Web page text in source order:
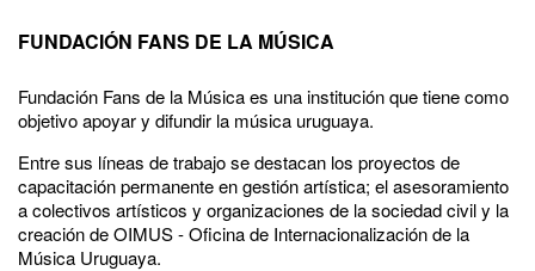
FUNDACIÓN FANS DE LA MÚSICA
Fundación Fans de la Música es una institución que tiene como
objetivo apoyar y difundir la música uruguaya.
Entre sus líneas de trabajo se destacan los proyectos de
capacitación permanente en gestión artística; el asesoramiento
a colectivos artísticos y organizaciones de la sociedad civil y la
creación de OIMUS - Oficina de Internacionalización de la
Música Uruguaya.